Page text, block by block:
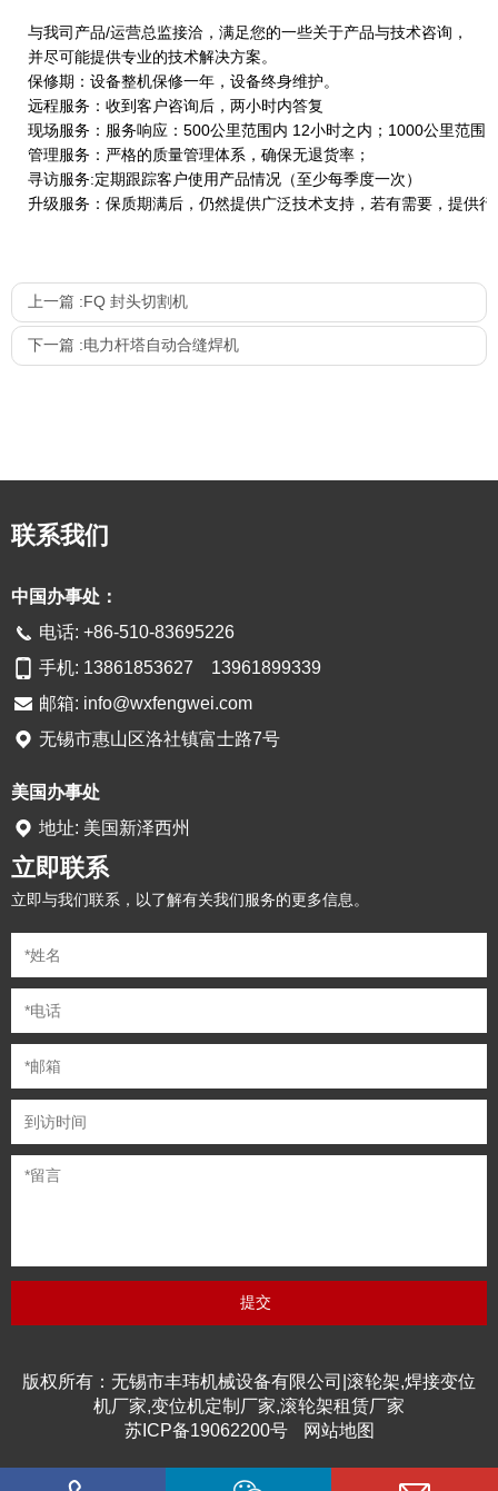
与我司产品/运营总监接洽，满足您的一些关于产品与技术咨询，
并尽可能提供专业的技术解决方案。
保修期：设备整机保修一年，设备终身维护。
远程服务：收到客户咨询后，两小时内答复
现场服务：服务响应：500公里范围内 12小时之内；1000公里范围
管理服务：严格的质量管理体系，确保无退货率；
寻访服务:定期跟踪客户使用产品情况（至少每季度一次）
升级服务：保质期满后，仍然提供广泛技术支持，若有需要，提供
上一篇 :FQ 封头切割机
下一篇 :电力杆塔自动合缝焊机
联系我们
中国办事处：
电话: +86-510-83695226
手机: 13861853627 13961899339
邮箱: info@wxfengwei.com
无锡市惠山区洛社镇富士路7号
美国办事处
地址: 美国新泽西州
立即联系
立即与我们联系，以了解有关我们服务的更多信息。
版权所有：无锡市丰玮机械设备有限公司|滚轮架,焊接变位
机厂家,变位机定制厂家,滚轮架租赁厂家
苏ICP备19062200号
网站地图